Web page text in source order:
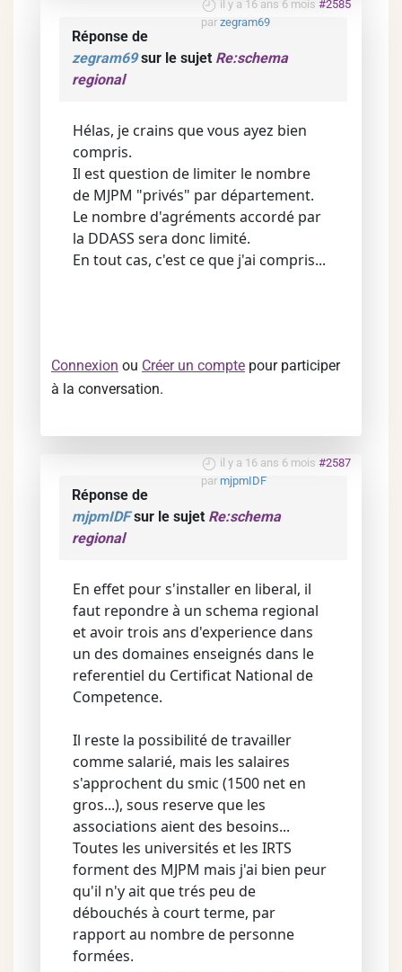
il y a 16 ans 6 mois #2585
par zegram69
Réponse de
zegram69sur le sujet Re:schema
regional
Hélas, je crains que vous ayez bien
compris.
Il est question de limiter le nombre
de MJPM "privés" par département.
Le nombre d'agréments accordé par
la DDASS sera donc limité.
En tout cas, c'est ce que j'ai compris...
Connexion ou Créer un compte pour participer
à la conversation.
il y a 16 ans 6 mois #2587
par mjpmIDF
Réponse de
mjpmIDFsur le sujet Re:schema
regional
En effet pour s'installer en liberal, il
faut repondre à un schema regional
et avoir trois ans d'experience dans
un des domaines enseignés dans le
referentiel du Certificat National de
Competence.
Il reste la possibilité de travailler
comme salarié, mais les salaires
s'approchent du smic (1500 net en
gros...), sous reserve que les
associations aient des besoins...
Toutes les universités et les IRTS
forment des MJPM mais j'ai bien peur
qu'il n'y ait que trés peu de
débouchés à court terme, par
rapport au nombre de personne
formées.